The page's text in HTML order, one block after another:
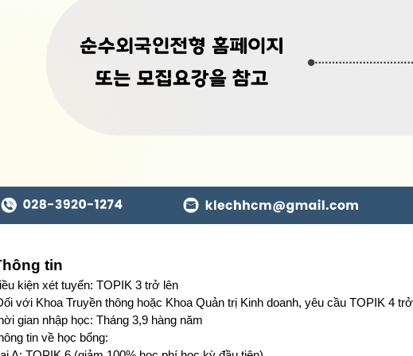
tin
kiện xét tuyển: TOPIK 3 trở lên
với Khoa Truyền thông hoặc Khoa Quản trị Kinh doanh, yêu cầu TOPIK 4
gian nhập học: Tháng 3,9 hàng năm
tin về học bổng: